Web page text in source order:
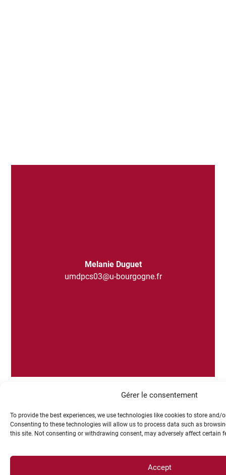
Gérer le consentement
To provide the best experiences, we use technologies like cookies to store
Consenting to these technologies will allow us to process data such as
this site. Not consenting or withdrawing consent, may adversely affect certain
Accept
Melanie Duguet
umdpcs03@u-bourgogne.fr